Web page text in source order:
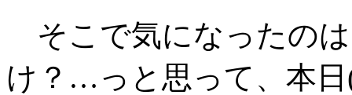
そこで気になったの
け？…っと思って、本